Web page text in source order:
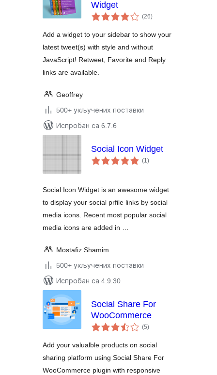
Widget
(26укупних
оцена
)
Add a widget to your sidebar to show your
latest tweet(s) with style and without
JavaScript! Retweet, Favorite and Reply
links are available.
Geoffrey
500+ укључених поставки
Испробан са 6.7.6
Social Icon Widget
(1укупних
оцена
)
Social Icon Widget is an awesome widget
to display your social prfile links by social
media icons. Recent most popular social
media icons are added in …
Mostafiz Shamim
500+ укључених поставки
Испробан са 4.9.30
Social Share For
WooCommerce
(5укупних
оцена
)
Add your valualble products on social
sharing platform using Social Share For
WooCommerce plugin with responsive